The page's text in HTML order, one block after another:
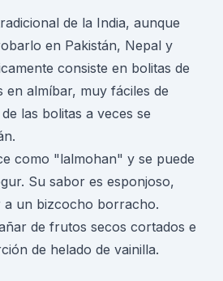
de la India, aunque
en Pakistán, Nepal y
consiste en bolitas de
en almíbar, muy fáciles de
las bolitas a veces se
como "lalmohan" y se puede
Su sabor es esponjoso,
a un bizcocho borracho.
de frutos secos cortados e
de helado de vainilla.